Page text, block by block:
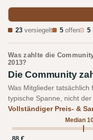
23 versiegelt 5 offen 5
Was zahlte die
2013?
Die Community
Was Mitglieder
typische Spanne, nicht
Vollständiger Preis- &
Median